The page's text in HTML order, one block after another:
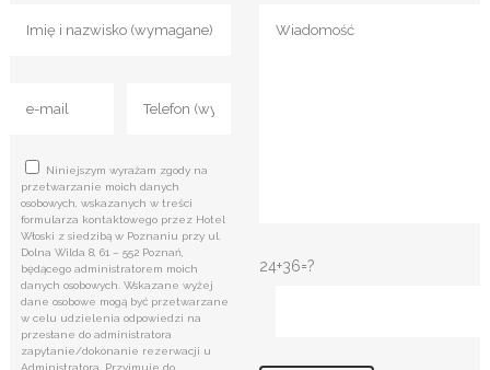
Niniejszym wyrażam zgody na
przetwarzanie moich danych
osobowych, wskazanych w treści
formularza kontaktowego przez Hotel
Włoski z siedzibą w Poznaniu przy ul.
Dolna Wilda 8, 61 – 552 Poznań,
będącego administratorem moich
danych osobowych. Wskazane wyżej
dane osobowe mogą być przetwarzane
w celu udzielenia odpowiedzi na
przesłane do administratora
zapytanie/dokonanie rezerwacji u
Administratora. Przyjmuje do
24+36=?